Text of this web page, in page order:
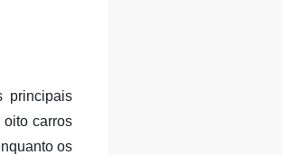
principais
carros
os